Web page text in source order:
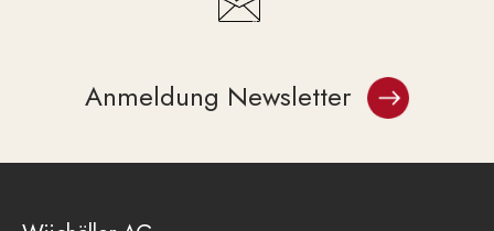
Anmeldung Newsletter